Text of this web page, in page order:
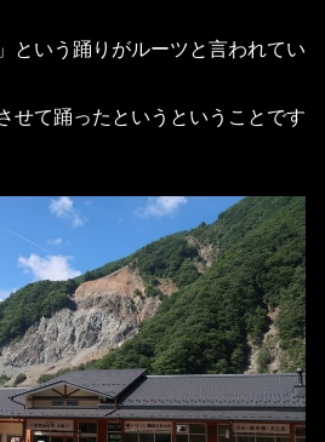
という踊りがルーツと言われてい
せて踊ったというということです